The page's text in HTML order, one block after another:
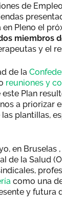
de
Pleno el
miembros
y el
de la
reuniones y
Plan
a priorizar
plantillas,
en Bruselas
de la Salud
como una
y futura